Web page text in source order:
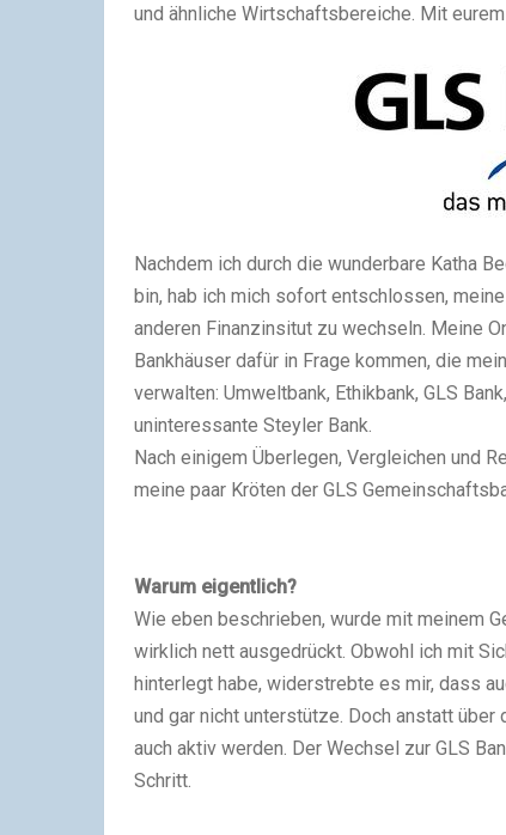
und ähnliche Wirtschaftsbereiche. Mit
Nachdem ich durch die wunderbare Katha
bin, hab ich mich sofort entschlossen,
anderen Finanzinsitut zu wechseln. Meine
Bankhäuser dafür in Frage kommen, die
verwalten: Umweltbank, Ethikbank, GLS
uninteressante Steyler Bank.
Nach einigem Überlegen, Vergleichen und
meine paar Kröten der GLS
Warum eigentlich?
Wie eben beschrieben, wurde mit meinem
wirklich nett ausgedrückt. Obwohl ich mit
hinterlegt habe, widerstrebte es mir, dass
und gar nicht unterstütze. Doch anstatt
auch aktiv werden. Der Wechsel zur GLS
Schritt.